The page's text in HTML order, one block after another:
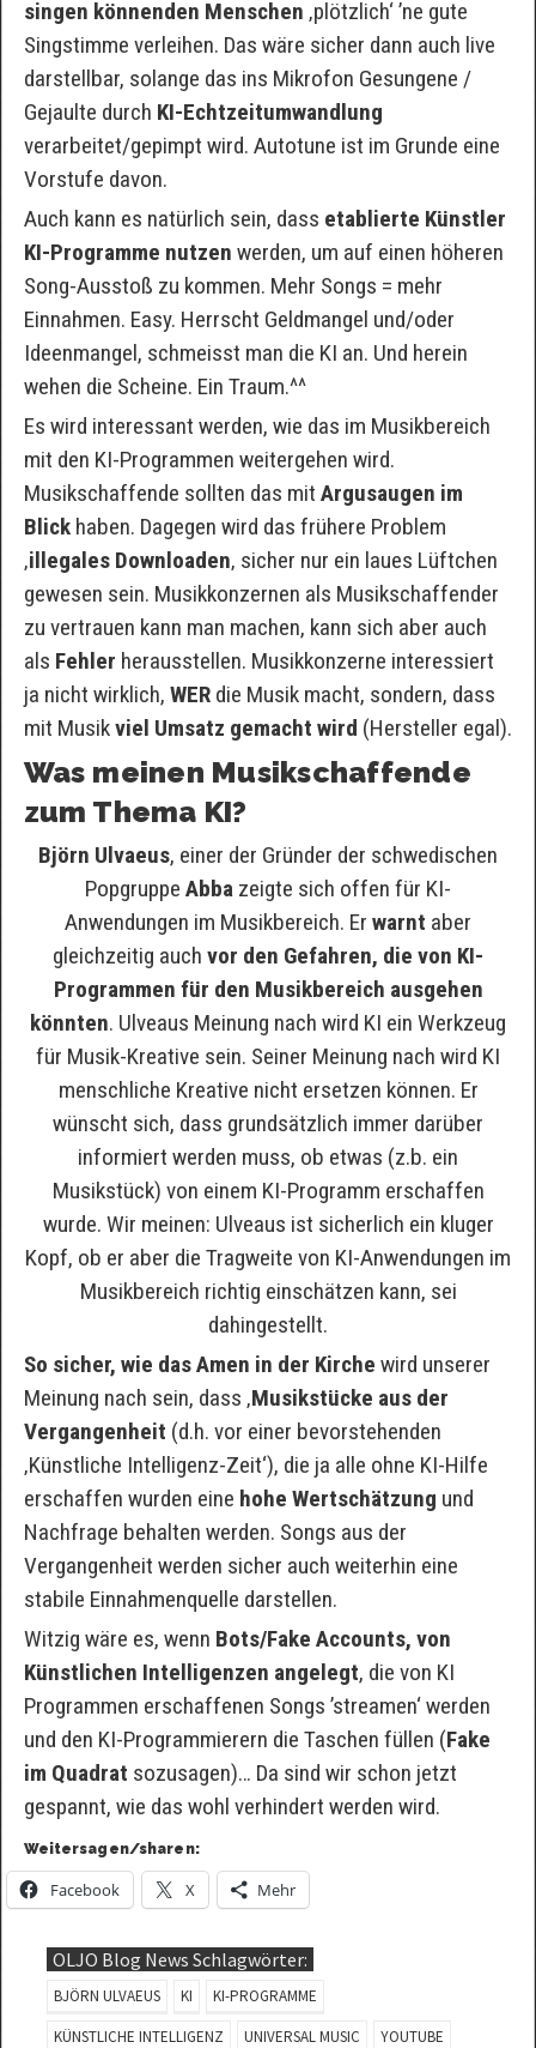
singen könnenden Menschen ‚plötzlich‘ ’ne gute
Singstimme verleihen. Das wäre sicher dann auch live
darstellbar, solange das ins Mikrofon Gesungene /
Gejaulte durch KI-Echtzeitumwandlung
verarbeitet/gepimpt wird. Autotune ist im Grunde eine
Vorstufe davon.
Auch kann es natürlich sein, dass etablierte Künstler
KI-Programme nutzen werden, um auf einen höheren
Song-Ausstoß zu kommen. Mehr Songs = mehr
Einnahmen. Easy. Herrscht Geldmangel und/oder
Ideenmangel, schmeisst man die KI an. Und herein
wehen die Scheine. Ein Traum.^^
Es wird interessant werden, wie das im Musikbereich
mit den KI-Programmen weitergehen wird.
Musikschaffende sollten das mit Argusaugen im
Blickhaben. Dagegen wird das frühere Problem
‚illegales Downloaden‚ sicher nur ein laues Lüftchen
gewesen sein. Musikkonzernen als Musikschaffender
zu vertrauen kann man machen, kann sich aber auch
als Fehler herausstellen. Musikkonzerne interessiert
ja nicht wirklich, WERdie Musik macht, sondern, dass
mit Musikviel Umsatz gemacht wird (Hersteller egal).
Was meinen Musikschaffende
zum Thema KI?
Björn Ulvaeus, einer der Gründer der schwedischen
Popgruppe Abba zeigte sich offen für KI-
Anwendungen im Musikbereich. Er warnt aber
gleichzeitig auch vor den Gefahren, die von KI-
Programmen für den Musikbereich ausgehen
könnten. Ulveaus Meinung nach wird KI ein Werkzeug
für Musik-Kreative sein. Seiner Meinung nach wird KI
menschliche Kreative nicht ersetzen können. Er
wünscht sich, dass grundsätzlich immer darüber
informiert werden muss, ob etwas (z.b. ein
Musikstück) von einem KI-Programm erschaffen
wurde. Wir meinen: Ulveaus ist sicherlich ein kluger
Kopf, ob er aber die Tragweite von KI-Anwendungen im
Musikbereich richtig einschätzen kann, sei
dahingestellt.
So sicher, wie das Amen in der Kirche wird unserer
Meinung nach sein, dass ‚Musikstücke aus der
Vergangenheit (d.h. vor einer bevorstehenden
‚Künstliche Intelligenz-Zeit‘), die ja alle ohne KI-Hilfe
erschaffen wurden eine hohe Wertschätzung und
Nachfrage behalten werden. Songs aus der
Vergangenheit werden sicher auch weiterhin eine
stabile Einnahmenquelle darstellen.
Witzig wäre es, wenn Bots/Fake Accounts, von
Künstlichen Intelligenzen angelegt, die von KI
Programmen erschaffenen Songs ’streamen‘ werden
und den KI-Programmierern die Taschen füllen (Fake
im Quadrat sozusagen)… Da sind wir schon jetzt
gespannt, wie das wohl verhindert werden wird.
Weitersagen/sharen:
Facebook X Mehr
OLJO Blog News Schlagwörter:
BJÖRN ULVAEUS KI
KI-PROGRAMME
KÜNSTLICHE INTELLIGENZ
UNIVERSAL MUSIC YOUTUBE